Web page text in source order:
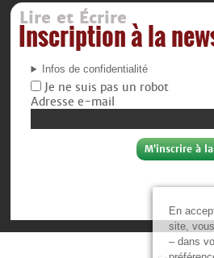
En
site,
– dans
Lire et Écrire
Inscription à la
Infos de confidentialité
Je ne suis pas un robot
Adresse e-mail